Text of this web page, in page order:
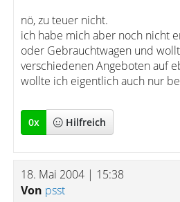
nö, zu teuer nicht.
ich habe mich aber noch nicht
oder Gebrauchtwagen und
verschiedenen Angeboten auf
wollte ich eigentlich auch nur
0x Hilfreich
18. Mai 2004 | 15:38
Von psst